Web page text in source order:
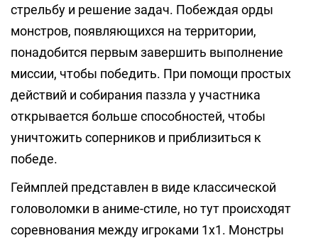
стрельбу и решение задач. Побеждая орды
монстров, появляющихся на территории,
понадобится первым завершить выполнение
миссии, чтобы победить. При помощи простых
действий и собирания паззла у участника
открывается больше способностей, чтобы
уничтожить соперников и приблизиться к
победе.
Геймплей представлен в виде классической
головоломки в аниме-стиле, но тут происходят
соревнования между игроками 1х1. Монстры